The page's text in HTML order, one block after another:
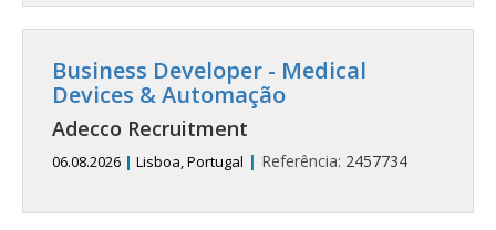
Business Developer - Medical
Devices & Automação
Adecco Recruitment
06.08.2026 | Lisboa, Portugal | Referência: 2457734